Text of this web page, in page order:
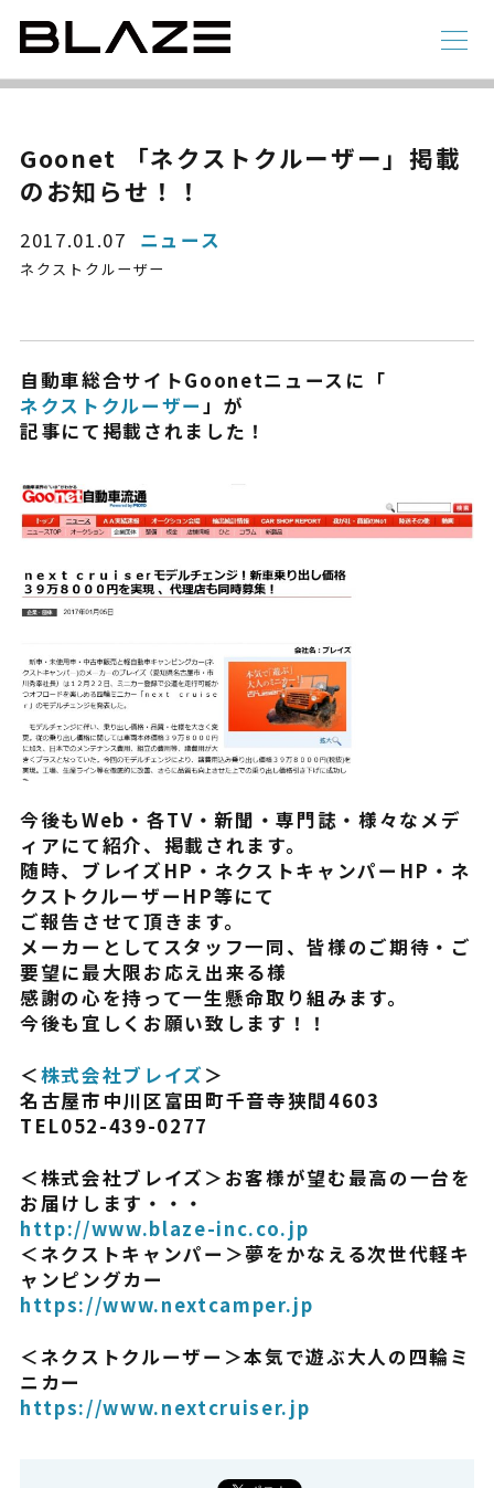
別途
電動アシスト自転車
¥225,454
詳細を見る
購入する
※類似品にご注意ください
ニュース
よくある質問
NEWS
Goonet 「ネクストクルーザー」掲載
のお知らせ！！
2017.01.07 ニュース
ネクストクルーザー
自動車総合サイトGoonetニュースに「
ネクストクルーザー」が
記事にて掲載されました！
今後もWeb・各TV・新聞・専門誌・様々なメデ
ィアにて紹介、掲載されます。
随時、ブレイズHP・ネクストキャンパーHP・ネ
クストクルーザーHP等にて
ご報告させて頂きます。
メーカーとしてスタッフ一同、皆様のご期待・ご
要望に最大限お応え出来る様
感謝の心を持って一生懸命取り組みます。
今後も宜しくお願い致します！！
＜株式会社ブレイズ ＞
名古屋市中川区富田町千音寺狭間4603
TEL052-439-0277
＜株式会社ブレイズ＞お客様が望む最高の一台を
お届けします・・・
http://www.blaze-inc.co.jp
＜ネクストキャンパー＞夢をかなえる次世代軽キ
ャンピングカー
https://www.nextcamper.jp
＜ネクストクルーザー＞本気で遊ぶ大人の四輪ミ
ニカー
https://www.nextcruiser.jp